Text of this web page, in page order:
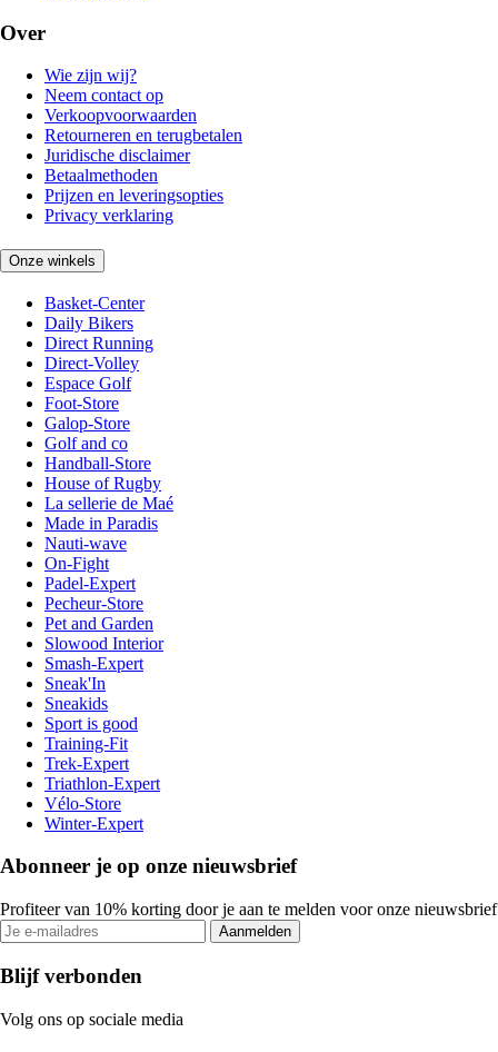
Over
Wie zijn wij?
Neem contact op
Verkoopvoorwaarden
Retourneren en terugbetalen
Juridische disclaimer
Betaalmethoden
Prijzen en leveringsopties
Privacy verklaring
Onze winkels
Basket-Center
Daily Bikers
Direct Running
Direct-Volley
Espace Golf
Foot-Store
Galop-Store
Golf and co
Handball-Store
House of Rugby
La sellerie de Maé
Made in Paradis
Nauti-wave
On-Fight
Padel-Expert
Pecheur-Store
Pet and Garden
Slowood Interior
Smash-Expert
Sneak'In
Sneakids
Sport is good
Training-Fit
Trek-Expert
Triathlon-Expert
Vélo-Store
Winter-Expert
Abonneer je op onze nieuwsbrief
Profiteer van 10% korting door je aan te melden voor onze nieuwsbrief
Aanmelden
Blijf verbonden
Volg ons op sociale media